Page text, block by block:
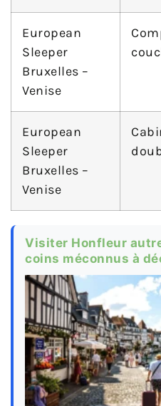
European
Sleeper
Bruxelles –
Venise
European
Sleeper
Bruxelles –
Venise
Visiter Honfleur
coins méconnus à